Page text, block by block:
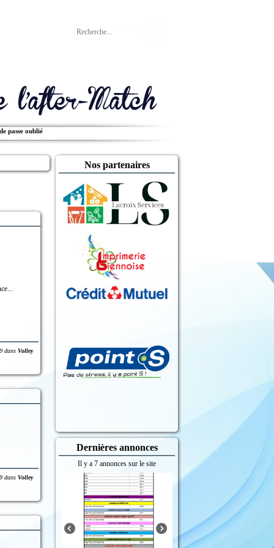
passe oublié
dansVolley
dansVolley
Nos partenaires
Dernières annonces
Il y a 7 annonces sur le site